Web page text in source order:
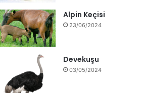
Alpin Keçisi
23/06/2024
Devekuşu
03/05/2024